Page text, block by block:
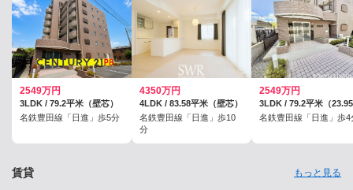
2549万円
3LDK / 79.2平米（壁芯）
名鉄豊田線「日進」歩5分
4350万円
4LDK / 83.58平米（壁芯）
名鉄豊田線「日進」歩10
分
2549万円
名鉄豊田線「日進」歩4
賃貸 もっと見る